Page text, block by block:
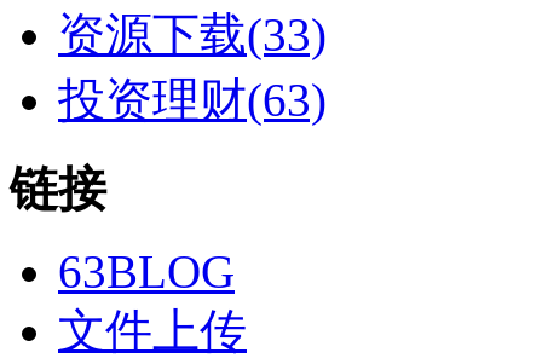
资源下载(33)
投资理财(63)
链接
63BLOG
文件上传